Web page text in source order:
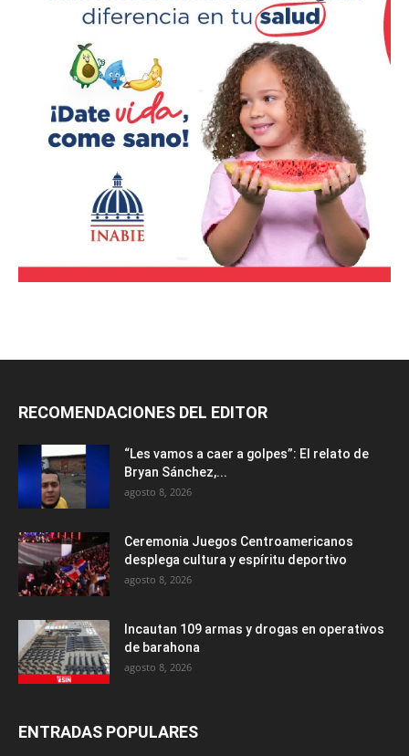
RECOMENDACIONES DEL EDITOR
“Les vamos a caer a golpes”: El relato de
Bryan Sánchez,...
agosto 8, 2026
Ceremonia Juegos Centroamericanos
desplega cultura y espíritu deportivo
agosto 8, 2026
Incautan 109 armas y drogas en operativos
de barahona
agosto 8, 2026
ENTRADAS POPULARES